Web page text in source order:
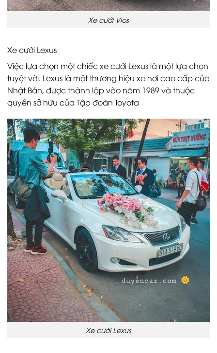
Xe cưới Vios
Xe cưới Lexus
Việc lựa chọn một chiếc xe cưới Lexus là một lựa chọn
tuyệt vời. Lexus là một thương hiệu xe hơi cao cấp của
Nhật Bản, được thành lập vào năm 1989 và thuộc
quyền sở hữu của Tập đoàn Toyota
Xe cưới Lexus